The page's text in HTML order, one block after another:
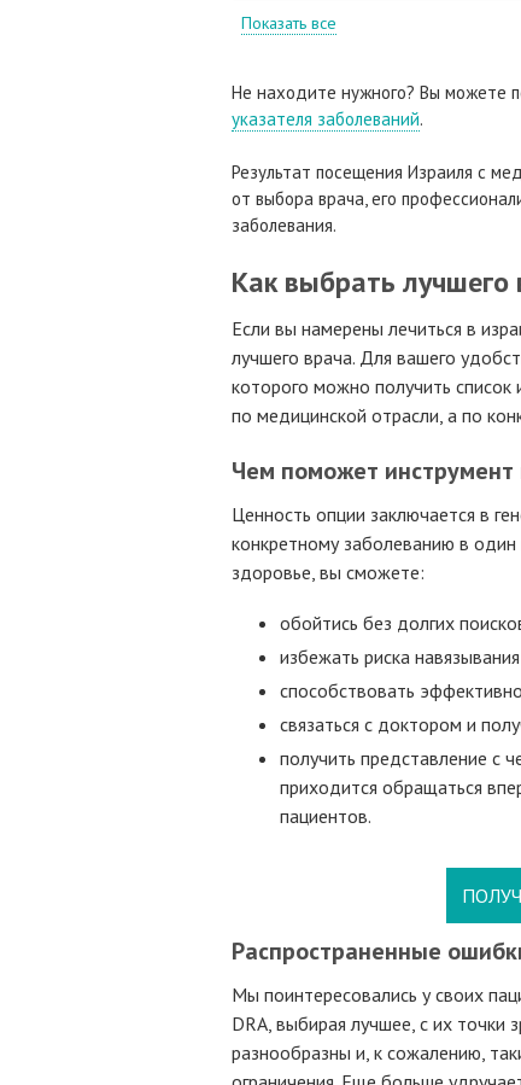
Показать все
Не находите нужного? Вы можете
указателя заболеваний.
Результат посещения Израиля с
от выбора врача, его
заболевания.
Как выбрать лучшего
Если вы намерены лечиться в
лучшего врача. Для вашего
которого можно получить список
по медицинской отрасли, а по
Чем поможет инструмент
Ценность опции заключается в
конкретному заболеванию в один
здоровье, вы сможете:
обойтись без долгих
избежать риска навязывания
способствовать
связаться с доктором и
получить представление с
приходится обращаться
пациентов.
Распространенные
Мы поинтересовались у своих
DRA, выбирая лучшее, с их точки
разнообразны и, к сожалению,